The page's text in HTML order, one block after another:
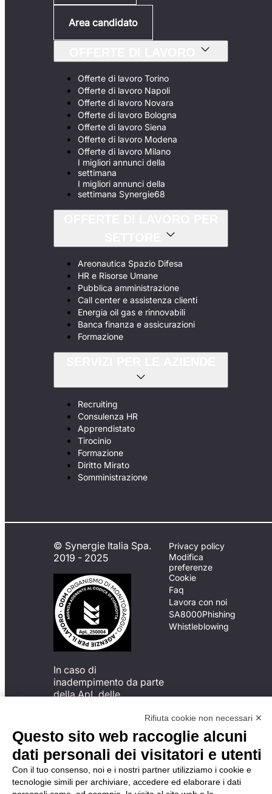
Area candidato
Offerte di lavoro Torino
Offerte di lavoro Napoli
Offerte di lavoro Novara
Offerte di lavoro Bologna
Offerte di lavoro Siena
Offerte di lavoro Modena
Offerte di lavoro Milano
I migliori annunci della
settimana
I migliori annunci della
settimana Synergie68
Areonautica Spazio Difesa
HR e Risorse Umane
Pubblica amministrazione
Call center e assistenza clienti
Energia oil gas e rinnovabili
Banca finanza e assicurazioni
Formazione
Recruiting
Consulenza HR
Apprendistato
Tirocinio
Formazione
Diritto Mirato
Somministrazione
© Synergie Italia Spa.
2019 - 2025
In caso di
inadempimento da parte
della ApL delle
del Codice di Condotta, è
possibile presentare un
reclamo
all’Organismo di
Monitoraggio utilizzando
una delle modalità
descritte al seguente
Privacy policy
Modifica
preferenze
Cookie
Faq
Lavora con noi
SA8000Phishing
Whistleblowing
Rifiuta cookie non necessari ✕
Questo sito web raccoglie alcuni
dati personali dei visitatori e utenti
Con il tuo consenso, noi e i nostri partner utilizziamo i cookie e
tecnologie simili per archiviare, accedere ed elaborare i dati